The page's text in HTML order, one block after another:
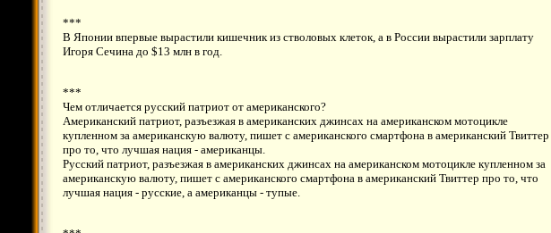
***
В Японии впервые вырастили кишечник из стволовых клеток, а в России вырастили зарплату
Игоря Сечина до $13 млн в год.
***
Чем отличается русский патриот от американского?
Американский патриот, разъезжая в американских джинсах на американском мотоцикле
купленном за американскую валюту, пишет с американского смартфона в американский Твиттер
про то, что лучшая нация - американцы.
Русский патриот, разъезжая в американских джинсах на американском мотоцикле купленном за
американскую валюту, пишет с американского смартфона в американский Твиттер про то, что
лучшая нация - русские, а американцы - тупые.